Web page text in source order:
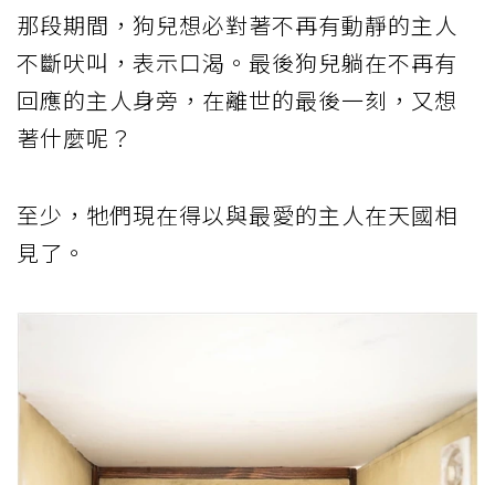
那段期間，狗兒想必對著不再有動靜的主人
不斷吠叫，表示口渴。最後狗兒躺在不再有
回應的主人身旁，在離世的最後一刻，又想
著什麼呢？
至少，牠們現在得以與最愛的主人在天國相
見了。